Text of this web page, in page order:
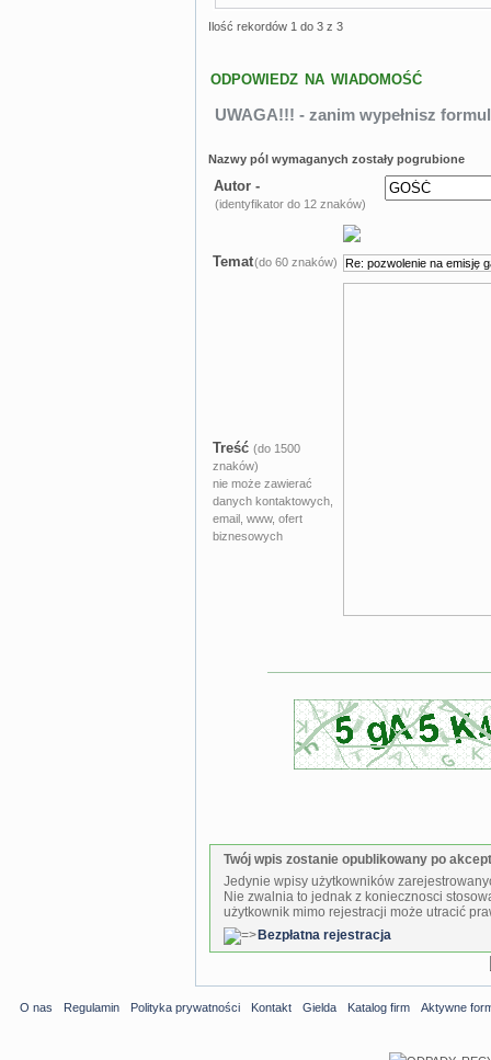
Ilość rekordów 1 do 3 z 3
ODPOWIEDZ NA WIADOMOŚĆ
UWAGA!!! - zanim wypełnisz
Nazwy pól wymaganych zostały pogrubione
Autor -
(identyfikator do 12 znaków)
Temat(do 60 znaków)
Treść (do 1500
znaków)
nie może zawierać
danych kontaktowych,
email, www, ofert
biznesowych
Twój wpis zostanie opublikowany po
Jedynie wpisy użytkowników
Nie zwalnia to jednak z koniecznosci
użytkownik mimo rejestracji może utracić
Bezpłatna rejestracja
O nas Regulamin Polityka prywatności Kontakt Gielda Katalog firm Aktywne